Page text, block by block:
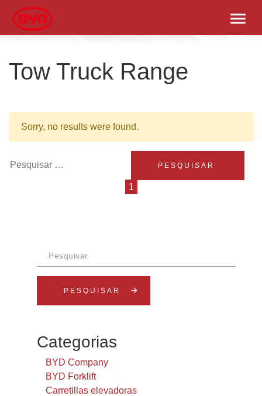
menu
Tow Truck Range
Sorry, no results were found.
Pesquisar por:
1
Pesquisar
arrow_forward
Categorias
BYD Company
BYD Forklift
Carretillas elevadoras